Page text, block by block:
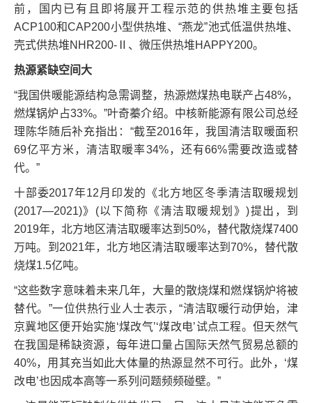
前，国内已有且即将展开工程示范的供热堆主要包括
ACP100和CAP200小型供热堆、“燕龙”池式低温供热堆、
壳式供热堆NHR200-Ⅱ、微压供热堆HAPPY200。
热源紧缺空间大
“我国供暖能源结构急需调整，热源燃煤热电联产占48%，
燃煤锅炉占33%。”叶奇蓁介绍。中核新能源有限公司总经
理陈华随后补充指出：“截至2016年，我国清洁取暖面积
69亿平方米，清洁取暖率34%，还有66%需要改造或替
代。”
十部委2017年12月印发的《北方地区冬季清洁取暖规划
(2017—2021)》(以下简称《清洁取暖规划》)提出，到
2019年，北方地区清洁取暖率达到50%，替代散烧煤7400
万吨。到2021年，北方地区清洁取暖率达到70%，替代散
烧煤1.5亿吨。
“这些数字意味着未来几年，大量的散烧煤和燃煤锅炉将被
替代。”一位供热行业人士表示，“清洁取暖行动伊始，津
京冀地区便开始实施‘煤改气’‘煤改电’试点工程。但天然气
在我国是稀缺资源，每年进口量占国际天然气贸易总额的
40%，用其充当如此大体量的热源显然不可行。此外，‘煤
改电’也因成本高等一系列问题频频碰壁。”